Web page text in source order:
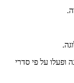
ופעלו על פי סדרי